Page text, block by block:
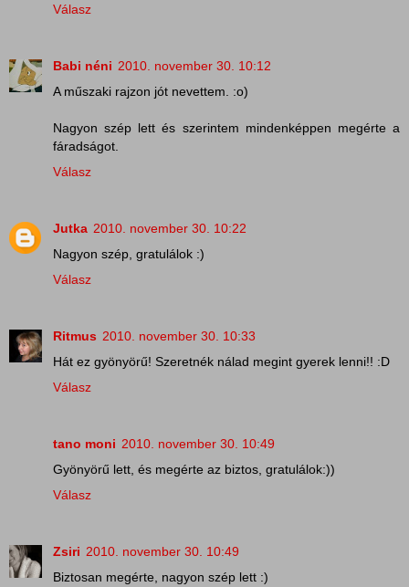
Válasz
Babi néni 2010. november 30. 10:12
A műszaki rajzon jót nevettem. :o)
Nagyon szép lett és szerintem mindenképpen megérte a
fáradságot.
Válasz
Jutka 2010. november 30. 10:22
Nagyon szép, gratulálok :)
Válasz
Ritmus 2010. november 30. 10:33
Hát ez gyönyörű! Szeretnék nálad megint gyerek lenni!! :D
Válasz
tano moni 2010. november 30. 10:49
Gyönyörű lett, és megérte az biztos, gratulálok:))
Válasz
Zsiri 2010. november 30. 10:49
Biztosan megérte, nagyon szép lett :)